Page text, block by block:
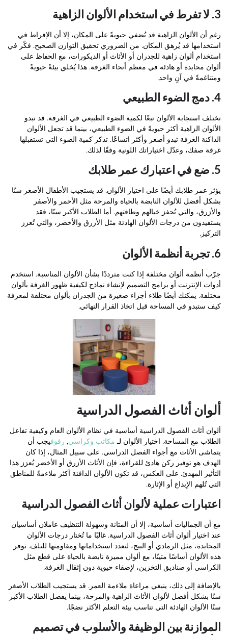
3. لا تفرط في استخدام الألوان الزاهية
رغم أن الألوان الزاهية قد تُضفي حيويةً على المكان، إلا أن الإفراط في
استخدامها قد يُرهق المكان. من الضروري تحقيق التوازن الصحيح. فكّر في
استخدام ألوان زاهية للجدران أو الأثاث أو الديكورات، مع الحفاظ على
ألوان محايدة أو هادئة في معظم أنحاء الغرفة. هذا يُخلق بيئةً حيويةً
ومتناغمةً في آنٍ واحد.
4. دمج الضوء الطبيعي
تختلف استجابة الألوان تبعًا لكمية الضوء الطبيعي في الغرفة. قد تبدو
الألوان الزاهية أكثر حيويةً في الضوء الطبيعي، بينما قد تجعل الألوان
الداكنة الغرفة تبدو أصغر وأكثر اتساعًا. تذكر كمية الضوء التي تستقبلها
غرفة صفك، وعدّل اختياراتك اللونية وفقًا لذلك.
5. ضع في اعتبارك عمر طلابك
يؤثر عمر طلابك أيضًا على اختيار الألوان. قد يستجيب الأطفال الأصغر سنًا
بشكل أفضل للألوان النابضة بالحياة والمرحة مثل الأحمر والأصفر
والأزرق، والتي تُحفز خيالهم وطاقتهم. أما الطلاب الأكبر سنًا، فقد
يستفيدون من درجات الألوان الهادئة مثل الأزرق والأخضر، والتي تُعزز
التركيز.
6. تجربة أنظمة الألوان
جرّب أنظمة ألوان مختلفة إذا كنت مترددًا بشأن الألوان المناسبة. استخدم
أدوات الإنترنت أو برامج التصميم لإنشاء نماذج لكيفية ظهور الغرفة بألوان
مختلفة. يمكنك أيضًا طلاء أجزاء صغيرة من الجدران بألوان مختلفة لمعرفة
كيف ستبدو في المساحة قبل اتخاذ القرار النهائي.
ألوان أثاث الفصول الدراسية
ألوان أثاث الفصول الدراسية أساسية في نظام الألوان العام وكيفية تفاعل
الطلاب مع المساحة. اختيار الألوان لـ مكاتب وكراسي, رفوفيجب أن
يتماشى الأثاث مع أجواء الفصل الدراسي. على سبيل المثال، إذا كان
الهدف هو توفير ركن هادئ للقراءة، فإن الأثاث الأزرق أو الأخضر يُعزز هذا
التأثير المهدئ. على العكس، قد تكون الألوان الدافئة أكثر ملاءمةً للمناطق
التي تُلهم الإبداع أو الإثارة.
اعتبارات عملية لألوان أثاث الفصول الدراسية
مع أن الجماليات أساسية، إلا أن المتانة وسهولة التنظيف عاملان أساسيان
عند اختيار ألوان أثاث الفصول الدراسية. غالبًا ما تُختار درجات الألوان
المحايدة، مثل الرمادي أو البيج، لتعدد استخداماتها ومقاومتها للتلف. توفر
هذه الألوان أساسًا متينًا، مع ألوان مميزة نابضة بالحياة على قطع مثل
الكراسي أو صناديق التخزين، لإضفاء حيوية دون إثقال الغرفة.
بالإضافة إلى ذلك، ينبغي مراعاة ملاءمة العمر. قد يستجيب الطلاب الأصغر
سنًا بشكل أفضل لألوان الأثاث الزاهية والمرحة، بينما يفضل الطلاب الأكبر
سنًا الألوان الهادئة التي تناسب بيئة التعلم الأكثر نضجًا.
الموازنة بين الوظيفة والأسلوب في تصميم